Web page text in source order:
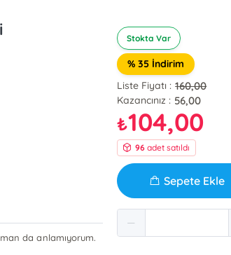
da anlamıyorum.
Stokta Var
% 35 İndirim
Liste Fiyatı : 160,00
Kazancınız : 56,00
₺104,00
96 adet satıldı
Sepete Ekle